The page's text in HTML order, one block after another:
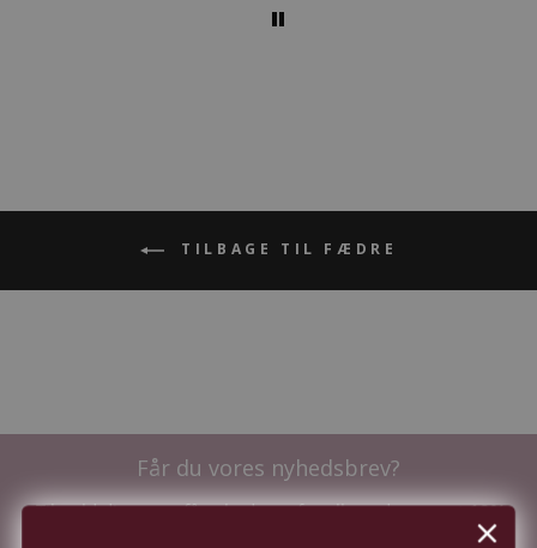
TILBAGE TIL FÆDRE
Får du vores nyhedsbrev?
Tilmeld dig nu og få nyhederne før alle andre - samt10%